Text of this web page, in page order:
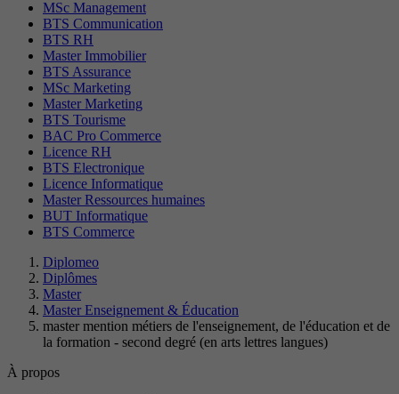
MSc Management
BTS Communication
BTS RH
Master Immobilier
BTS Assurance
MSc Marketing
Master Marketing
BTS Tourisme
BAC Pro Commerce
Licence RH
BTS Electronique
Licence Informatique
Master Ressources humaines
BUT Informatique
BTS Commerce
Diplomeo
Diplômes
Master
Master Enseignement & Éducation
master mention métiers de l'enseignement, de l'éducation et de
la formation - second degré (en arts lettres langues)
À propos